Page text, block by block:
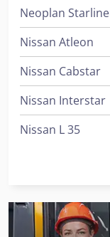
Neoplan
Nissan Atleon
Nissan Cabstar
Nissan Interstar
Nissan L 35
Nissan Nv 300